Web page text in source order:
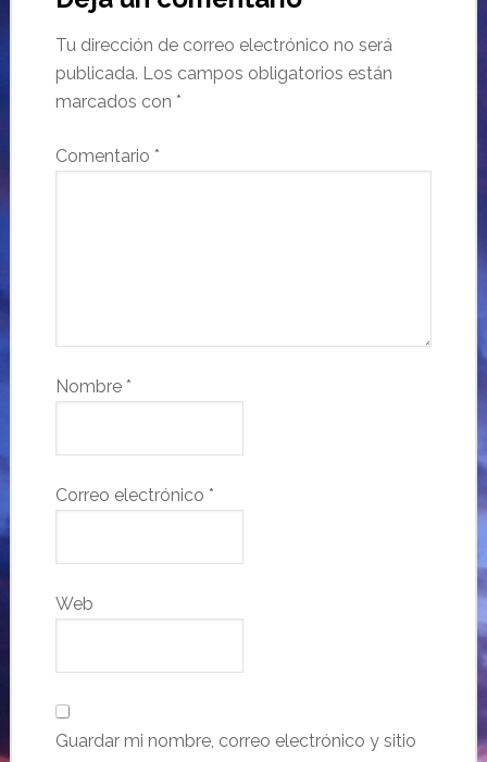
Tu dirección de correo electrónico no será
publicada. Los campos obligatorios están
marcados con *
Comentario *
Nombre *
Correo electrónico *
Web
Guardar mi nombre, correo electrónico y sitio